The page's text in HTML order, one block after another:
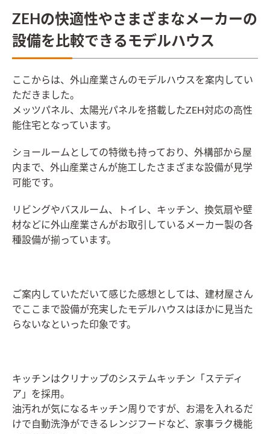
ZEHの快適性やさまざまなメーカーの
設備を比較できるモデルハウス
ここからは、外山産業さんのモデルハウスを案内してい
ただきました。
メッツパネル、太陽光パネルを搭載したZEH対応の高性
能住宅となっています。
ショールームとしての特徴も持っており、外構部から屋
内まで、外山産業さんが施工したさまざまな設備が見学
可能です。
リビングやバスルーム、トイレ、キッチン、換気扇や壁
材などに外山産業さんがお取引しているメーカー製の各
種設備が揃っています。
ご案内していただいて感じた感想としては、建材屋さん
でここまで設備が充実したモデルハウスはほかに見当た
らないなといった印象です。
キッチンはクリナップのシステムキッチン「ステディ
ア」を採用。
油汚れが気になるキッチン周りですが、お湯を入れるだ
けで自動洗浄ができるレンジフードなど、家事ラク機能